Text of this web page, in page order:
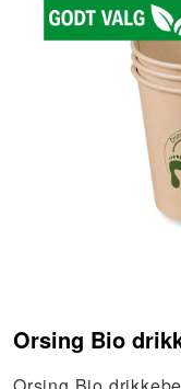
Orsing Bio